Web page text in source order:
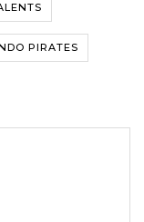
PIRATES